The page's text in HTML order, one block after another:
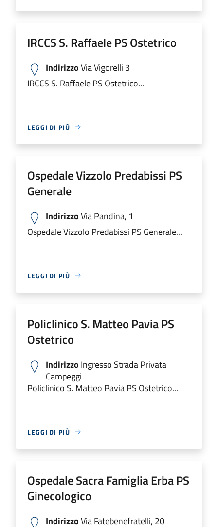
IRCCS S. Raffaele PS Ostetrico
IndirizzoVia Vigorelli 3
IRCCS S. Raffaele PS Ostetrico...
LEGGI DI PIÙ
Ospedale Vizzolo Predabissi PS
Generale
IndirizzoVia Pandina, 1
Ospedale Vizzolo Predabissi PS Generale...
LEGGI DI PIÙ
Policlinico S. Matteo Pavia PS
Ostetrico
Indirizzo Ingresso Strada Privata
Campeggi
Policlinico S. Matteo Pavia PS Ostetrico...
LEGGI DI PIÙ
Ospedale Sacra Famiglia Erba PS
Ginecologico
IndirizzoVia Fatebenefratelli, 20